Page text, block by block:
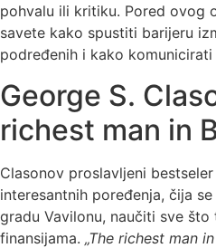
pohvalu ili kritiku. Pored ovog
savete kako spustiti barijeru
podređenih i kako
George S.
richest man in
Clasonov proslavljeni
interesantnih poređenja, čija
gradu Vavilonu, naučiti sve
finansijama. „The richest man